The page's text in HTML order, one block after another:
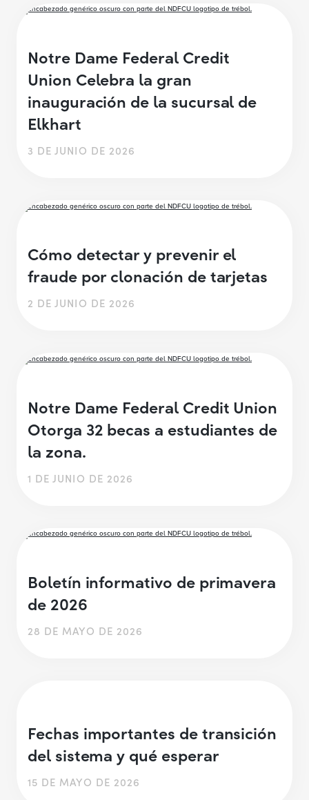
Notre Dame Federal Credit
Union Celebra la gran
inauguración de la sucursal de
Elkhart
3 DE JUNIO DE 2026
Cómo detectar y prevenir el
fraude por clonación de tarjetas
2 DE JUNIO DE 2026
Notre Dame Federal Credit Union
Otorga 32 becas a estudiantes de
la zona.
1 DE JUNIO DE 2026
Boletín informativo de primavera
de 2026
28 DE MAYO DE 2026
Fechas importantes de transición
del sistema y qué esperar
15 DE MAYO DE 2026